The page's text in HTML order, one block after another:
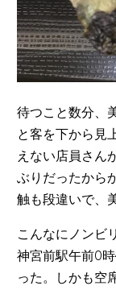
待つこと数分、
と客を下から見
えない店員さん
ぶりだったから
触も段違いで、
こんなにノンビ
神宮前駅午前0
った。しかも空